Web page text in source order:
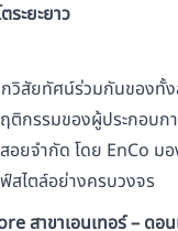
ระยะยาว
กวิสัยทัศน์ร่วมกันของทั้
ติกรรมของผู้ประกอบก
จำกัด โดย EnCo มอ
สไตล์อย่างครบวงจร
สาขาเอนเทอร์ – ดอ